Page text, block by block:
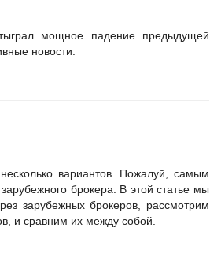
мощное падение предыдущей
новости.
вариантов. Пожалуй, самым
брокера. В этой статье мы
зарубежных брокеров, рассмотрим
и сравним их между собой.